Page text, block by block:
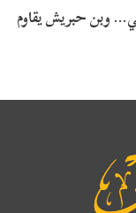
وبن حبريش يقاوم